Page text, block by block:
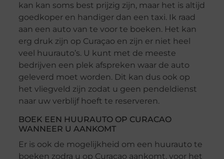
kan kan soms best prijzig zijn, maar het is altijd
goedkoper en handiger dan een taxi. Ik raad
aan een auto van te voor te boeken. Het kan
erg druk zijn op Curaçao en zijn er niet heel
veel huurauto’s. U kunt met de meeste
bedrijven een plek afspreken waar de auto
geleverd moet worden. Dit kan dus ook op
het vliegveld zijn zodat u geen pendeldienst
naar uw verblijf hoeft te reserveren.
BOEK EEN HUURAUTO OP CURACAO
WANNEER U AANKOMT
Er is ook de mogelijkheid om een huurauto te
boeken zodra u op Curaçao aankomt, voor het